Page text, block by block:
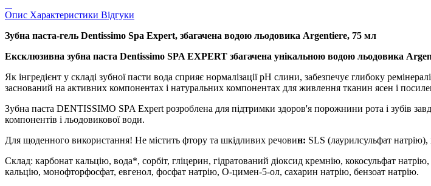
Опис Характеристики Відгуки
Зубна паста-гель Dentissimo Spa Expert, збагачена водою льодовика Argentiere, 75 мл
Ексклюзивна зубна паста Dentissimo SPA EXPERT збагачена унікальною водою льодовика
Як інгредієнт у складі зубної пасти вода сприяє нормалізації рН слини, забезпечує глибоку
заснований на активних компонентах і натуральних компонентах для живлення тканин ясен і
Зубна паста DENTISSIMO SPA Expert розроблена для підтримки здоров'я порожнини рота і зубів
компонентів і льодовикової води.
Для щоденного використання! Не містить фтору та шкідливих речовин: SLS (лаурилсульфат
Склад: карбонат кальцію, вода*, сорбіт, гліцерин, гідратований діоксид кремнію, кокосульфат
кальцію, монофторфосфат, евгенол, фосфат натрію, O-цимен-5-ол, сахарин натрію, бензоат натрію.